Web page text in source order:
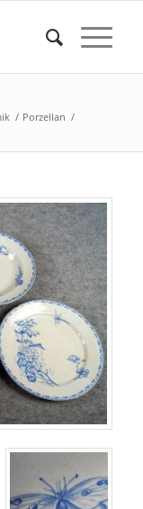
/ Porzellan /